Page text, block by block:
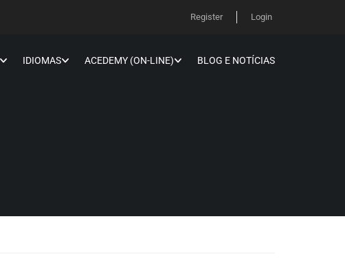
Register Login
IDIOMAS ACEDEMY (ON-LINE) BLOG E NOTÍCIAS